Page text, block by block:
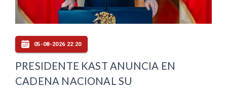
05-08-2026 22:20
PRESIDENTE KAST ANUNCIA EN
CADENA NACIONAL SU